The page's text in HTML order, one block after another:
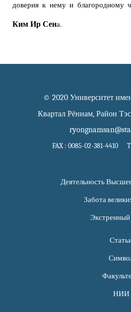
доверия к нему и благородному
Ким Ир Сена.
© 2020 Университет
Квартал Рённам, Район
FAX : 0085-02-381-4410
Деятельность
Забота
НИИ